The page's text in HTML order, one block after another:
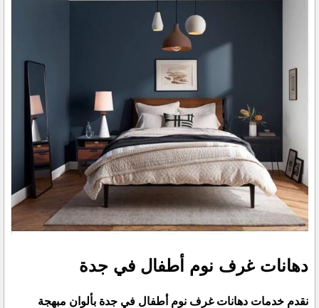
دهانات غرف نوم أطفال في جدة
نقدم خدمات دهانات غرف نوم أطفال في جدة بألوان مبهجة